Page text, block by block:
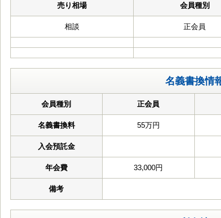
売り相場 会員種別
相談 正会員
名義書換情
会員種別 正会員
名義書換料 55万円
入会預託金
年会費 33,000円
備考